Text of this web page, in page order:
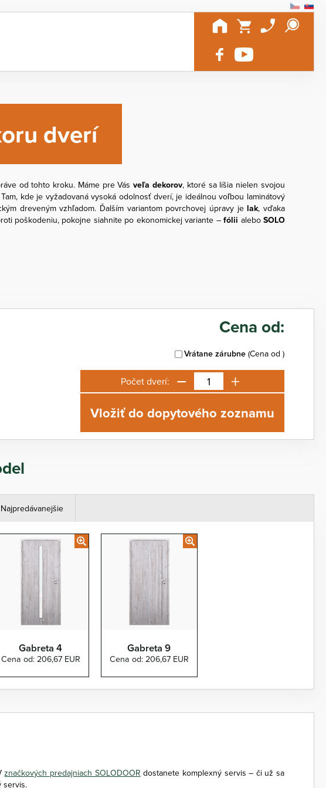
dverí
od tohto kroku. Máme pre Vásveľa dekorov, ktoré sa líšia nielen svojou
kde je vyžadovaná vysoká odolnosť dverí, je ideálnou voľbou laminátový
dreveným vzhľadom. Ďalším variantom povrchovej úpravy jelak, vďaka
poškodeniu, pokojne siahnite po ekonomickej variante –fólii aleboSOLO
Cena od:
Vrátane zárubne (Cena od )
Počet dverí: − +
Vložiť do dopytového zoznamu
Najpredávanejšie
Gabreta 4
Cena od: 206,67 EUR
Gabreta 9
Cena od: 206,67 EUR
značkových predajniach SOLODOOR dostanete komplexný servis – či už sa
servis.